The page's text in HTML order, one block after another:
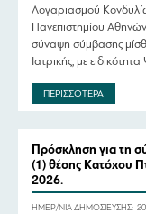
Λογαριασμού
Πανεπιστημίου
σύναψη σύμβασης
Ιατρικής, με
Υποστήριξης στο
ΠΕΡΙΣΣΟΤΕΡΑ
Πρόσκληση για τη
(1) θέσης Κατόχου
2026.
ΗΜΕΡ/ΝΙΑ ΔΗΜΟΣΙΕΥΣΗΣ: